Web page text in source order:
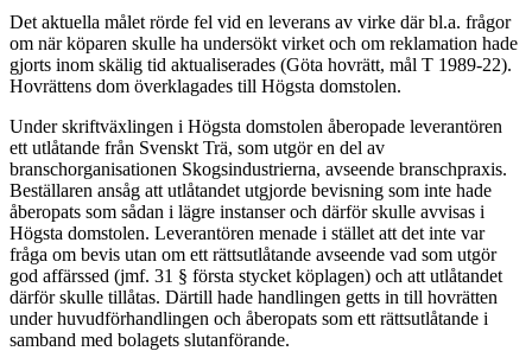
Det aktuella målet rörde fel vid en leverans av virke där bl.a. frågor
om när köparen skulle ha undersökt virket och om reklamation hade
gjorts inom skälig tid aktualiserades (Göta hovrätt, mål T 1989-22).
Hovrättens dom överklagades till Högsta domstolen.
Under skriftväxlingen i Högsta domstolen åberopade leverantören
ett utlåtande från Svenskt Trä, som utgör en del av
branschorganisationen Skogsindustrierna, avseende branschpraxis.
Beställaren ansåg att utlåtandet utgjorde bevisning som inte hade
åberopats som sådan i lägre instanser och därför skulle avvisas i
Högsta domstolen. Leverantören menade i stället att det inte var
fråga om bevis utan om ett rättsutlåtande avseende vad som utgör
god affärssed (jmf. 31 § första stycket köplagen) och att utlåtandet
därför skulle tillåtas. Därtill hade handlingen getts in till hovrätten
under huvudförhandlingen och åberopats som ett rättsutlåtande i
samband med bolagets slutanförande.